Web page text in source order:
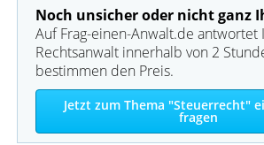
Noch unsicher oder nicht ganz
Auf Frag-einen-Anwalt.de antwortet
Rechtsanwalt innerhalb von 2
bestimmen den Preis.
Jetzt zum Thema "Steuerrecht"
fragen